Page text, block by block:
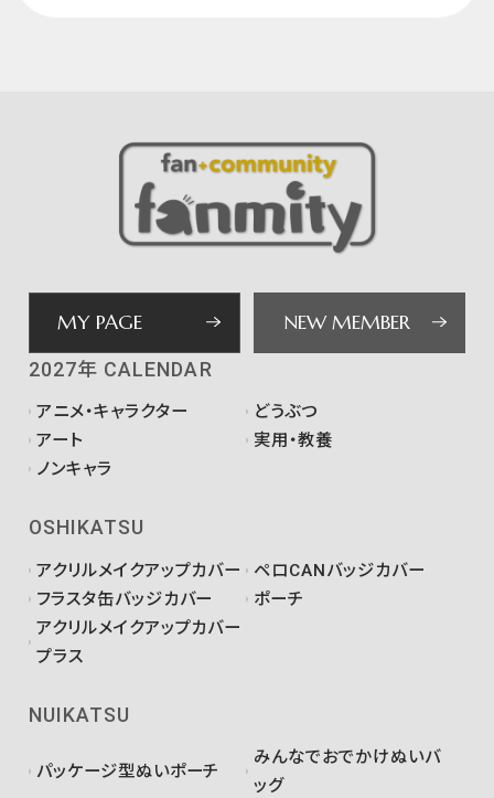
MY PAGE NEW MEMBER
2027年 CALENDAR
アニメ・キャラクター
どうぶつ
アート
実用・教養
ノンキャラ
OSHIKATSU
アクリルメイクアップカバー
ペロCANバッジカバー
フラスタ缶バッジカバー
ポーチ
アクリルメイクアップカバー
プラス
NUIKATSU
パッケージ型ぬいポーチ
みんなでおでかけぬいバ
ッグ